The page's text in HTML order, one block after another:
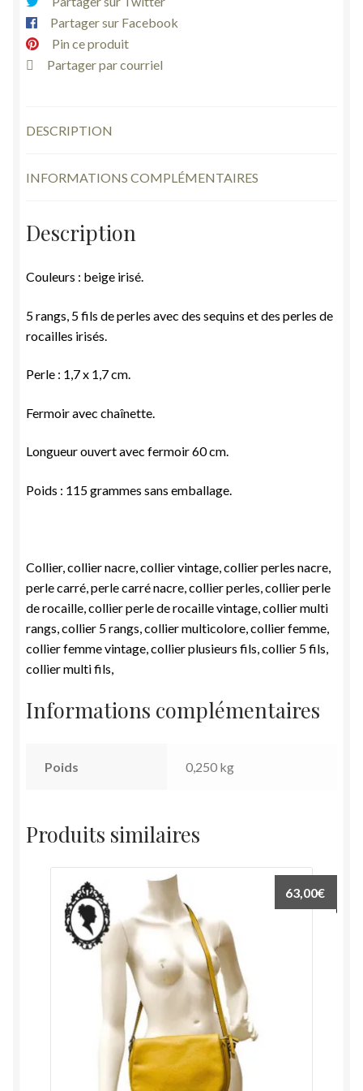
multi
rangs
5
Partager sur Facebook
Pin ce produit
Partager par courriel
DESCRIPTION
INFORMATIONS COMPLÉMENTAIRES
Description
Couleurs : beige irisé.
5 rangs, 5 fils de perles avec des sequins et des perles de
rocailles irisés.
Perle : 1,7 x 1,7 cm.
Fermoir avec chaînette.
Longueur ouvert avec fermoir 60cm.
Poids : 115 grammes sans emballage.
Collier, collier nacre, collier vintage, collier perles nacre,
perle carré, perle carré nacre, collier perles, collier perle
de rocaille, collier perle de rocaille vintage, collier multi
rangs, collier 5 rangs, collier multicolore, collier femme,
collier femme vintage, collier plusieurs fils, collier 5 fils,
collier multi fils,
Informations complémentaires
Poids 0,250 kg
Produits similaires
63,00€